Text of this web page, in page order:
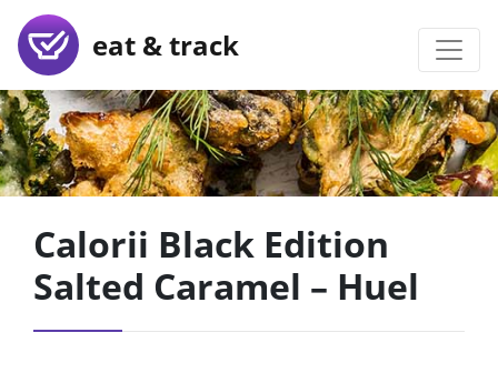
eat & track
Calorii Black Edition
Salted Caramel – Huel